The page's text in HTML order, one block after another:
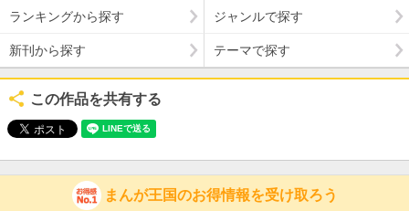
ランキングから探す ジャンルで探す
新刊から探す テーマで探す
この作品を共有する
まんが王国のお得情報を受け取ろう